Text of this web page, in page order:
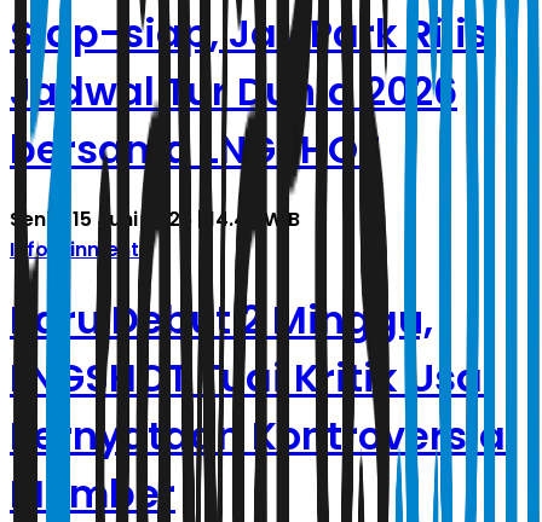
Siap-siap, Jay Park Rilis
Jadwal Tur Dunia 2026
bersama LNGSHOT
Senin, 15 Juni 2026 | 14.49 WIB
Infotainment
Baru Debut 2 Minggu,
LNGSHOT Tuai Kritik Usai
Pernyataan Kontroversial
Member